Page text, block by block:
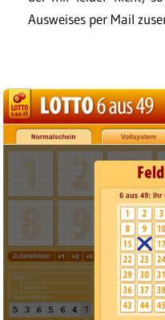
Ausweises per Mail